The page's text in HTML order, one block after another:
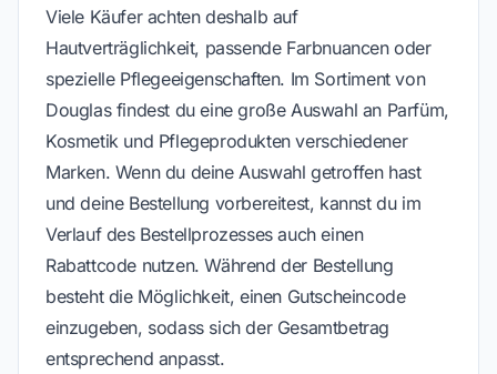
Viele Käufer achten deshalb auf
Hautverträglichkeit, passende Farbnuancen oder
spezielle Pflegeeigenschaften. Im Sortiment von
Douglas findest du eine große Auswahl an Parfüm,
Kosmetik und Pflegeprodukten verschiedener
Marken. Wenn du deine Auswahl getroffen hast
und deine Bestellung vorbereitest, kannst du im
Verlauf des Bestellprozesses auch einen
Rabattcode nutzen. Während der Bestellung
besteht die Möglichkeit, einen Gutscheincode
einzugeben, sodass sich der Gesamtbetrag
entsprechend anpasst.